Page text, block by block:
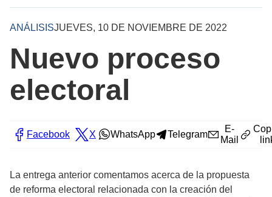
ANÁLISISJUEVES, 10 DE NOVIEMBRE DE 2022
Nuevo proceso
electoral
Facebook X WhatsApp Telegram
E-
Mail
La entrega anterior comentamos acerca de la propuesta
de reforma electoral relacionada con la creación del